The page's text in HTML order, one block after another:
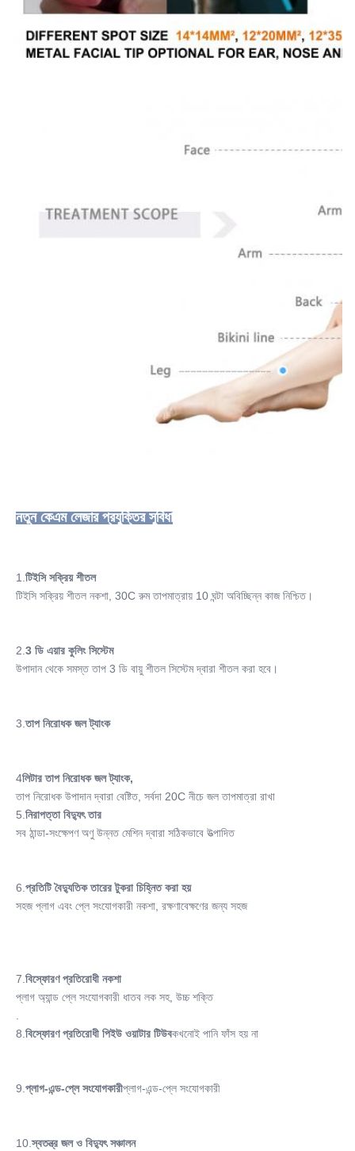
নতুন কেএম লেজার প্রযুক্তির সুবিধা
1. টিইসি সক্রিয় শীতল
টিইসি সক্রিয় শীতল নকশা, 30C রুম তাপমাত্রায় 10 ঘন্টা অবিচ্ছিন্ন কাজ নিশ্চিত।
2. 3 ডি এয়ার কুলিং সিস্টেম
উপাদান থেকে সমস্ত তাপ 3 ডি বায়ু শীতল সিস্টেম দ্বারা শীতল করা হবে।
3.তাপ নিরোধক জল ট্যাংক
4লিটার তাপ নিরোধক জল ট্যাংক,
তাপ নিরোধক উপাদান দ্বারা বেষ্টিত, সর্বদা 20C নীচে জল তাপমাত্রা রাখা
5. নিরাপত্তা বিদ্যুৎ তার
সব ঠান্ডা-সংক্ষেপণ অণু উন্নত মেশিন দ্বারা সঠিকভাবে উত্পাদিত
6. প্রতিটি বৈদ্যুতিক তারের টুকরা চিহ্নিত করা হয়
সহজ প্লাগ এবং প্লে সংযোগকারী নকশা, রক্ষণাবেক্ষণের জন্য সহজ
7. বিস্ফোরণ প্রতিরোধী নকশা
প্লাগ অ্যান্ড প্লে সংযোগকারী ধাতব লক সহ, উচ্চ শক্তি
8. বিস্ফোরণ প্রতিরোধী পিইউ ওয়াটার টিউবকখনোই পানি ফাঁস হয় না
9. প্লাগ-এন্ড-প্লে সংযোগকারীপ্লাগ-এন্ড-প্লে সংযোগকারী
10.স্বতন্ত্র জল ও বিদ্যুৎ সঞ্চালন